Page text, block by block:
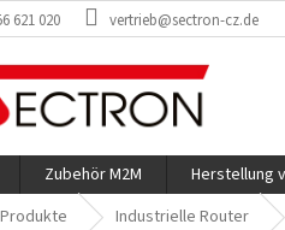
621 020 vertrieb@sectron-cz.de
Zubehör M2M Herstellung
Produkte Industrielle Router